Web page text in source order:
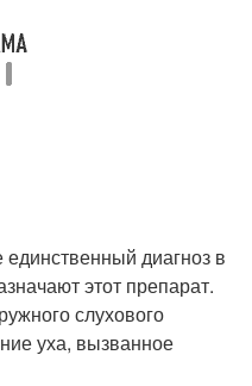
диагноз в
этот препарат.
слухового
уха, вызванное